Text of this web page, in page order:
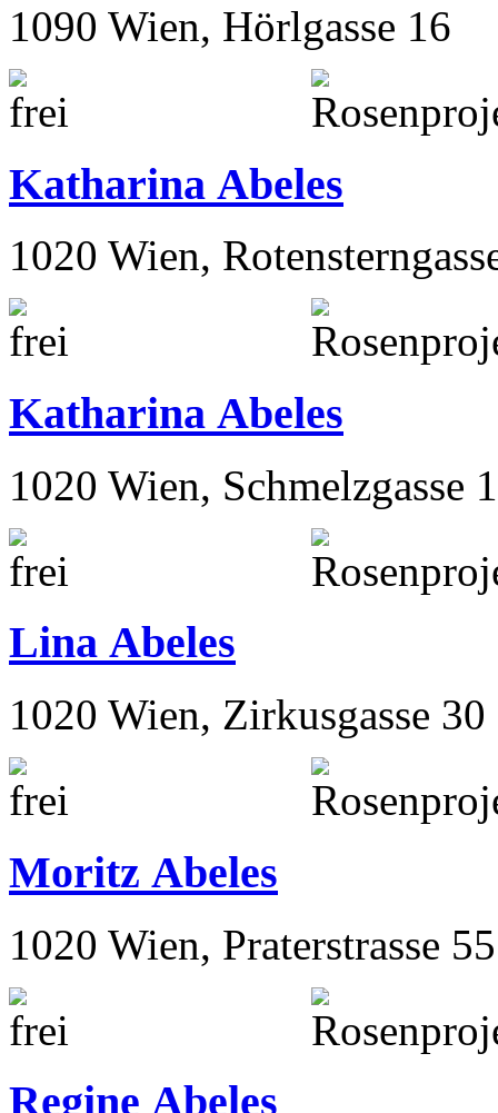
1090 Wien, Hörlgasse 16
Katharina Abeles
1020 Wien,
Katharina Abeles
1020 Wien, Schmelzgasse
Lina Abeles
1020 Wien, Zirkusgasse 30
Moritz Abeles
1020 Wien, Praterstrasse 55
Regine Abeles